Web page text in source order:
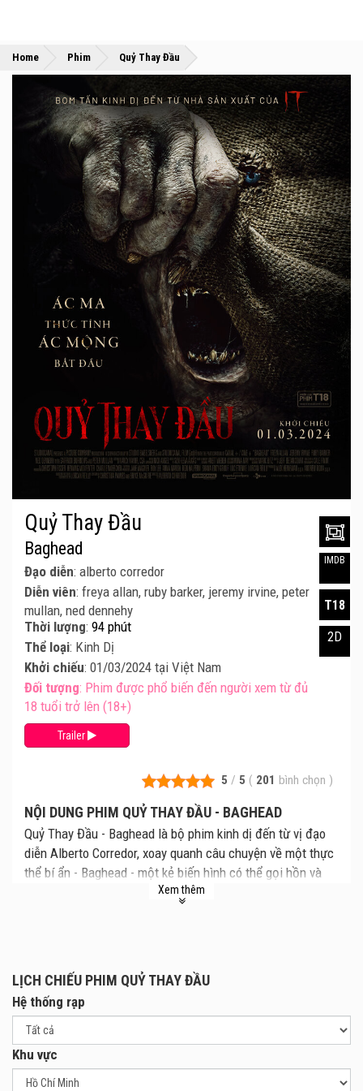
Home »
Phim »
Quỷ Thay Đầu
5 / 5 ( 201 bình chọn )
NỘI DUNG PHIM QUỶ THAY ĐẦU - BAGHEAD
Quỷ Thay Đầu - Baghead là bộ phim kinh dị đến từ vị đạo
diễn Alberto Corredor, xoay quanh câu chuyện về một thực
thể bí ẩn - Baghead - một kẻ biến hình có thể gọi hồn và
hoá thành người chết. Cùng xem lịch chiếu Quỷ Thay Đầu
Bộ phim xoay quanh nhân vật chính Iris (Freya Allan),
người được thừa kế một căn nhà có hầm rượu cổ sau khi
cha mình qua đời (Peter Mullan). Khi cô đến nhận diện thi
thể của cha, luật sư (Ned Dennehy) đã cùng cô thảo luận
về tài sản. Iris không hề biết khi cô ký vào giấy tờ là lúc
bản thân bị ràng buộc bởi một thực thể bí ẩn nằm ở tầng
Xem thêm
Quỷ Thay Đầu
Baghead
Đạo diễn: alberto corredor
Diễn viên: freya allan, ruby barker, jeremy irvine, peter
mullan, ned dennehy
Thời lượng: 94 phút
Thể loại: Kinh Dị
Khởi chiếu: 01/03/2024 tại Việt Nam
Đối tượng: Phim được phổ biến đến người xem từ đủ
18 tuổi trở lên (18+)
Trailer
IMDB
T18
2D
LỊCH CHIẾU PHIM QUỶ THAY ĐẦU
Hệ thống rạp
Khu vực